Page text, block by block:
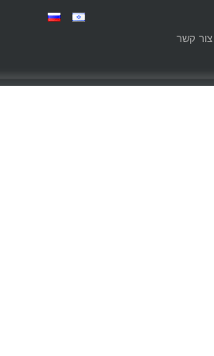
צור קשר